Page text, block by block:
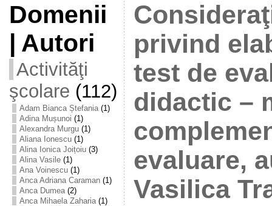
Domenii
| Autori
Activităţi
şcolare (112)
Adam Bianca Ștefania(1)
Adina Mușunoi (1)
Alexandra Murgu(1)
Aliana Ionescu(1)
Alina Ionica Joițoiu(3)
Alina Vasile(1)
Ana Voinescu(1)
Anca Adriana Caraman(1)
Anca Dumea(2)
Anca Mihaela Zaharia(1)
privind
test de
didactic –
evaluare,
Vasilica